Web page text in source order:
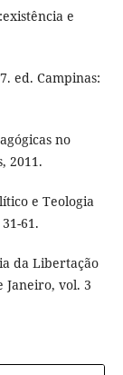
e
ed. Campinas:
no
2011.
e Teologia
61.
da Libertação
Janeiro, vol. 3